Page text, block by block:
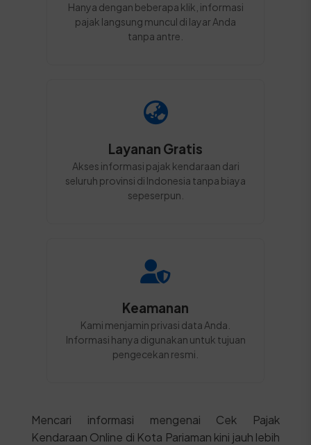
Hanya dengan beberapa klik, informasi
pajak langsung muncul di layar Anda
tanpa antre.
Layanan Gratis
Akses informasi pajak kendaraan dari
seluruh provinsi di Indonesia tanpa biaya
sepeserpun.
Keamanan
Kami menjamin privasi data Anda.
Informasi hanya digunakan untuk tujuan
pengecekan resmi.
Mencari informasi mengenai Cek Pajak
Kendaraan Online di Kota Pariaman kini jauh lebih